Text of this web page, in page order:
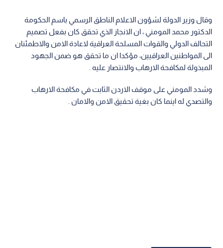
وقال وزير الدولة لشؤون الاعلام الناطق الرسمي باسم الحكومة
الدكتور محمد المومني ، ان الانجاز الذي تحقق كان بفعل تصميم
التحالف الدولي والقوات المسلحة العراقية لاعادة الامن والاطمئنان
الى المواطنين العراقيين، مؤكدا ان ما تحقق هو ضمن الجهود
المبذولة لمكافحة الارهاب والانتصار عليه .
وشدد المومني على موقف الاردن الثابت في مكافحة الارهاب
والتصدي له اينما كان بغية تحقيق الامن والامان .